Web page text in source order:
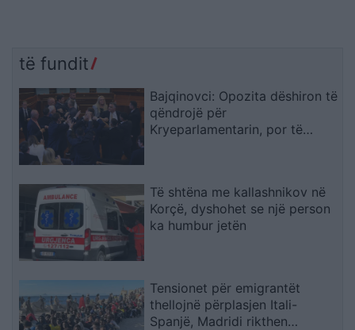
të fundit
Bajqinovci: Opozita dëshiron të
qëndrojë për
Kryeparlamentarin, por të
Të shtëna me kallashnikov në
Korçë, dyshohet se një person
ka humbur jetën
Tensionet për emigrantët
thellojnë përplasjen Itali-
Spanjë, Madridi rikthen